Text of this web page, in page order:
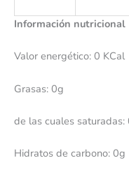
Información nutricional
Valor energético: 0 KCal
Grasas: 0g
de las cuales saturadas:
Hidratos de carbono: 0g